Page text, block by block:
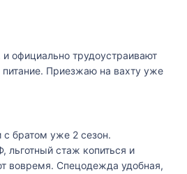
официально трудоустраивают
питание. Приезжаю на вахту уже
братом уже 2 сезон.
стаж копиться и
вовремя. Спецодежда удобная,